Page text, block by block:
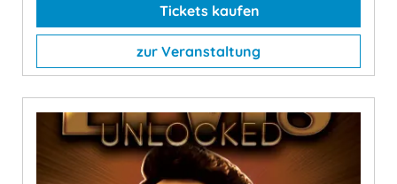
Tickets kaufen
zur Veranstaltung